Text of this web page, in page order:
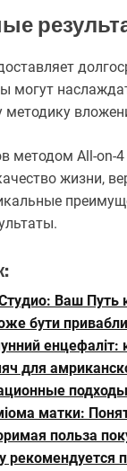
могут
методику
методом All-on-4
жизни,
Ваш
бути
енцефаліт:
для
матки:
польза
рекомендуется